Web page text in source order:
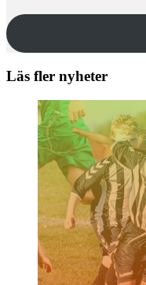
Läs fler nyheter